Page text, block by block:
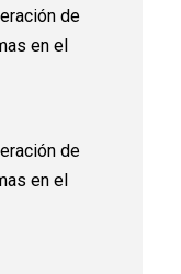
de
en el
de
en el